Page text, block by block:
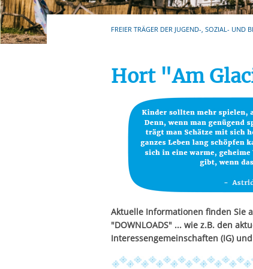
Ihre etwaige
aufgrund berechtigter
FREIER TRÄGER DER JUGEND-, SOZIAL- UND
Hort "Am
Aktuelle Informationen finden Sie
"DOWNLOADS" ... wie z.B. den
Interessengemeinschaften (IG)